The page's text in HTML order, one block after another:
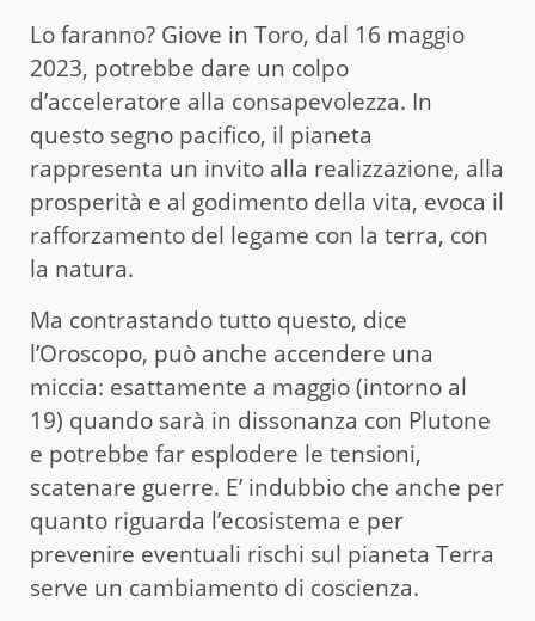
Lo faranno? Giove in Toro, dal 16 maggio
2023, potrebbe dare un colpo
d’acceleratore alla consapevolezza. In
questo segno pacifico, il pianeta
rappresenta un invito alla realizzazione, alla
prosperità e al godimento della vita, evoca il
rafforzamento del legame con la terra, con
la natura.
Ma contrastando tutto questo, dice
l’Oroscopo, può anche accendere una
miccia: esattamente a maggio (intorno al
19) quando sarà in dissonanza con Plutone
e potrebbe far esplodere le tensioni,
scatenare guerre. E’ indubbio che anche per
quanto riguarda l’ecosistema e per
prevenire eventuali rischi sul pianeta Terra
serve un cambiamento di coscienza.